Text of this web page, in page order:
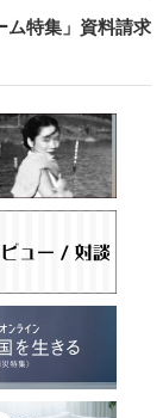
ム特集」資料請求